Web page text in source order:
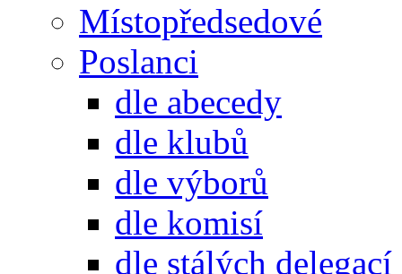
Místopředsedové
Poslanci
dle abecedy
dle klubů
dle výborů
dle komisí
dle stálých delegací